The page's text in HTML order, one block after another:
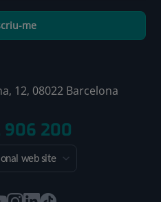
me
12, 08022 Barcelona
906 200
web site